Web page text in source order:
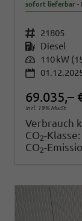
sofort lieferbar
Fahrzeugnr. 21805
Kraftstoff Diesel
Leistung 110 kW
69.035,–
incl. 19% MwSt.
Verbrauch
CO2-Klasse:
CO2-